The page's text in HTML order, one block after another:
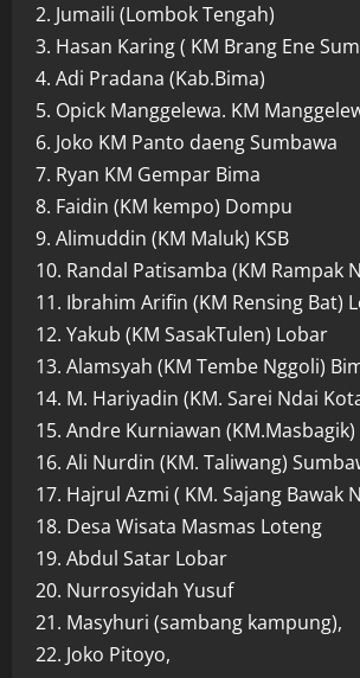
2. Jumaili (Lombok Tengah)
3. Hasan Karing ( KM Brang Ene
4. Adi Pradana (Kab.Bima)
5. Opick Manggelewa. KM
6. Joko KM Panto daeng Sumbawa
7. Ryan KM Gempar Bima
8. Faidin (KM kempo) Dompu
9. Alimuddin (KM Maluk) KSB
10. Randal Patisamba (KM Rampak
11. Ibrahim Arifin (KM Rensing Bat)
12. Yakub (KM SasakTulen) Lobar
13. Alamsyah (KM Tembe Nggoli)
14. M. Hariyadin (KM. Sarei Ndai
15. Andre Kurniawan
16. Ali Nurdin (KM. Taliwang)
17. Hajrul Azmi ( KM. Sajang Bawak
18. Desa Wisata Masmas Loteng
19. Abdul Satar Lobar
20. Nurrosyidah Yusuf
21. Masyhuri (sambang kampung),
22. Joko Pitoyo,